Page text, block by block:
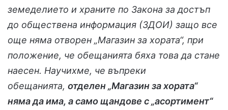
земеделието и храните по Закона за достъп
до обществена информация (ЗДОИ) защо все
още няма отворен „Магазин за хората“, при
положение, че обещанията бяха това да стане
наесен. Научихме, че въпреки
обещанията, отделен „Магазин за хората“
няма да има, а само щандове с „асортимент“